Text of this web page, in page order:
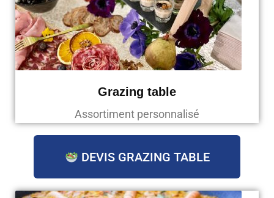
Grazing table
Assortiment personnalisé
DEVIS GRAZING TABLE